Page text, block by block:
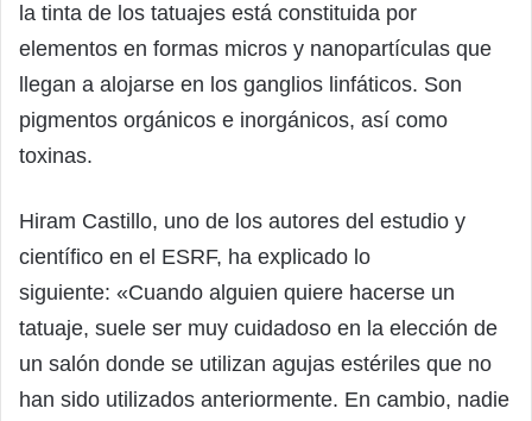
la tinta de los tatuajes está constituida por
elementos en formas micros y nanopartículas que
llegan a alojarse en los ganglios linfáticos. Son
pigmentos orgánicos e inorgánicos, así como
toxinas.
Hiram Castillo, uno de los autores del estudio y
científico en el ESRF, ha explicado lo
siguiente: «Cuando alguien quiere hacerse un
tatuaje, suele ser muy cuidadoso en la elección de
un salón donde se utilizan agujas estériles que no
han sido utilizados anteriormente. En cambio, nadie